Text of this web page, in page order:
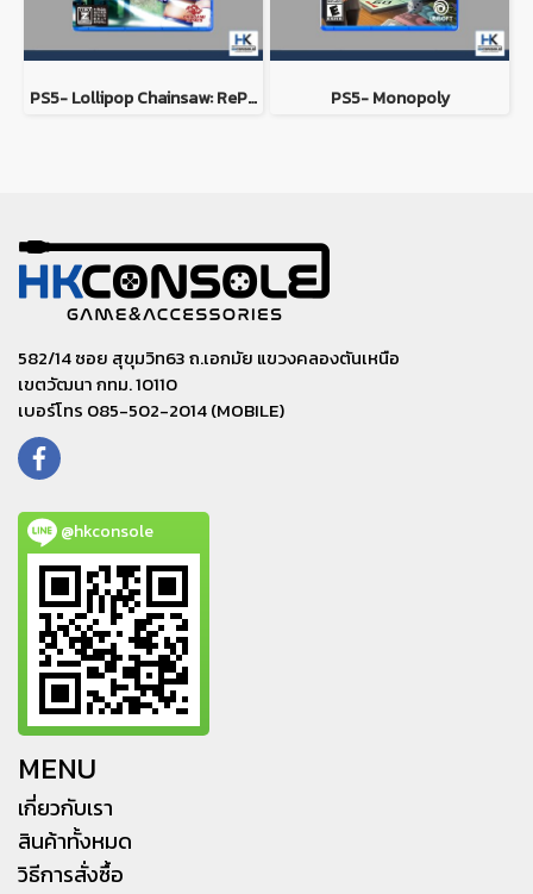
PS5- Lollipop Chainsaw: RePOP PS5- Monopoly
582/14 ซอย สุขุมวิท63 ถ.เอกมัย แขวงคลองตันเหนือ
เขตวัฒนา กทม. 10110
เบอร์โทร 085-502-2014 (MOBILE)
@hkconsole
MENU
เกี่ยวกับเรา
สินค้าทั้งหมด
วิธีการสั่งซื้อ